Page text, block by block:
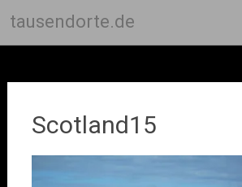
tausendorte.de
Scotland15